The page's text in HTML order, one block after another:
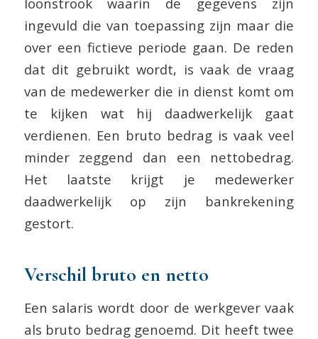
ingevuld die van toepassing zijn maar die
over een fictieve periode gaan. De reden
dat dit gebruikt wordt, is vaak de vraag
van de medewerker die in dienst komt om
te kijken wat hij daadwerkelijk gaat
verdienen. Een bruto bedrag is vaak veel
minder zeggend dan een nettobedrag.
Het laatste krijgt je medewerker
daadwerkelijk op zijn bankrekening
gestort.
Verschil bruto en netto
Een salaris wordt door de werkgever vaak
als bruto bedrag genoemd. Dit heeft twee